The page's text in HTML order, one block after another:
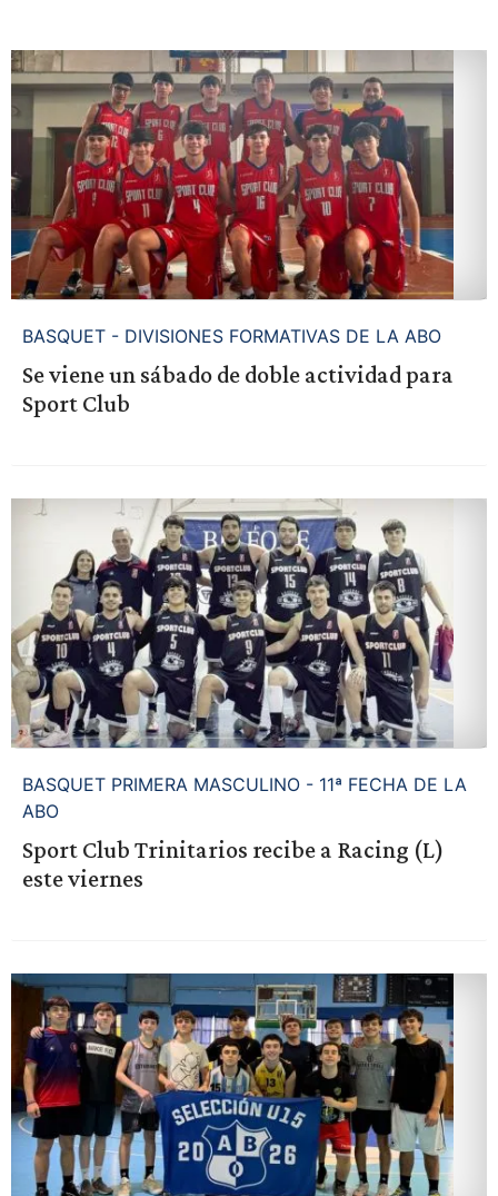
BASQUET - DIVISIONES FORMATIVAS DE LA ABO
Se viene un sábado de doble actividad para
Sport Club
BASQUET PRIMERA MASCULINO - 11ª FECHA DE LA
ABO
Sport Club Trinitarios recibe a Racing (L)
este viernes